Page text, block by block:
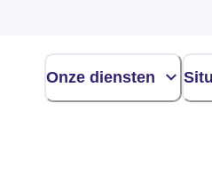
Onze diensten